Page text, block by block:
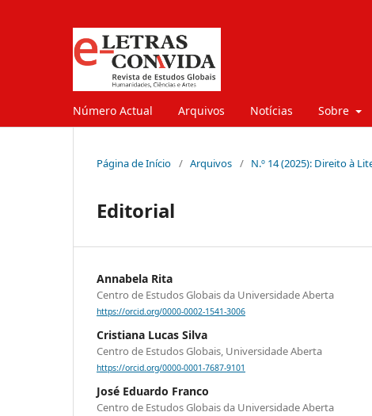
Número Actual Arquivos Notícias Sobre
Página de Início / Arquivos / N.º 14 (2025): Direito à
Editorial
Annabela Rita
Centro de Estudos Globais da Universidade Aberta
https://orcid.org/0000-0002-1541-3006
Cristiana Lucas Silva
Centro de Estudos Globais, Universidade Aberta
https://orcid.org/0000-0001-7687-9101
José Eduardo Franco
Centro de Estudos Globais da Universidade Aberta